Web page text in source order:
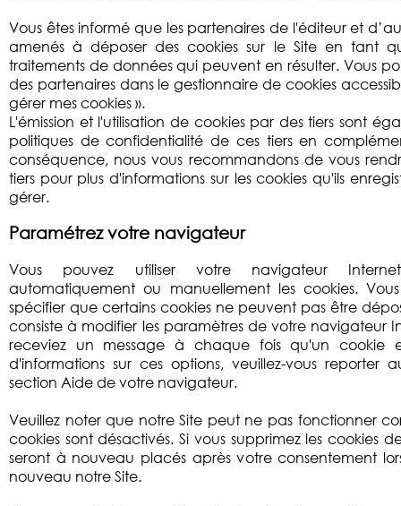
Vous êtes informé que les partenaires de l'éditeur et
amenés à déposer des cookies sur le Site en tant
traitements de données qui peuvent en résulter. Vous
des partenaires dans le gestionnaire de cookies
gérer mes cookies ».
L'émission et l'utilisation de cookies par des tiers sont
politiques de confidentialité de ces tiers en
conséquence, nous vous recommandons de vous
tiers pour plus d'informations sur les cookies qu'ils
gérer.
Paramétrez votre navigateur
Vous pouvez utiliser votre navigateur
automatiquement ou manuellement les cookies.
spécifier que certains cookies ne peuvent pas être
consiste à modifier les paramètres de votre navigateur
receviez un message à chaque fois qu'un cookie
d'informations sur ces options, veuillez-vous reporter
section Aide de votre navigateur.
Veuillez noter que notre Site peut ne pas fonctionner
cookies sont désactivés. Si vous supprimez les cookies
seront à nouveau placés après votre consentement
nouveau notre Site.